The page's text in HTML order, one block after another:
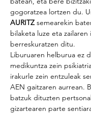
gogoratzea lortzen du.
AURITZ semearekin
bilaketa luze eta zailaren
berreskuratzen ditu.
Liburuaren helburua ez
medikuntza zein
irakurle zein entzuleak
AEN gaitzaren aurrean.
batzuk dituzten
gizartearen parte